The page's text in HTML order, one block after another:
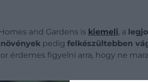
and Gardens is kiemeli, a
pedig felkészültebben
érdemes figyelni arra, hogy ne